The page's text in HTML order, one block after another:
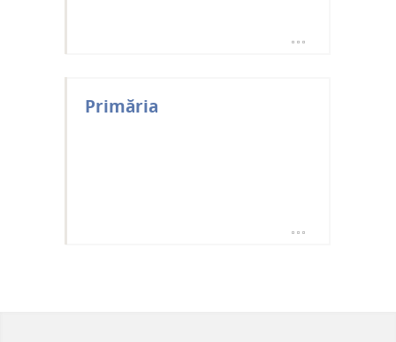
Primăria